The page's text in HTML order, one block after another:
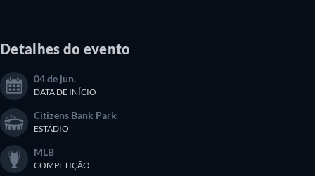
Detalhes do evento
04 de jun.
DATA DE INÍCIO
Citizens Bank Park
ESTÁDIO
MLB
COMPETIÇÃO